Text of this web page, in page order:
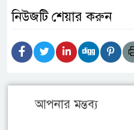
নিউজটি শেয়ার করুন
আপনার মন্তব্য